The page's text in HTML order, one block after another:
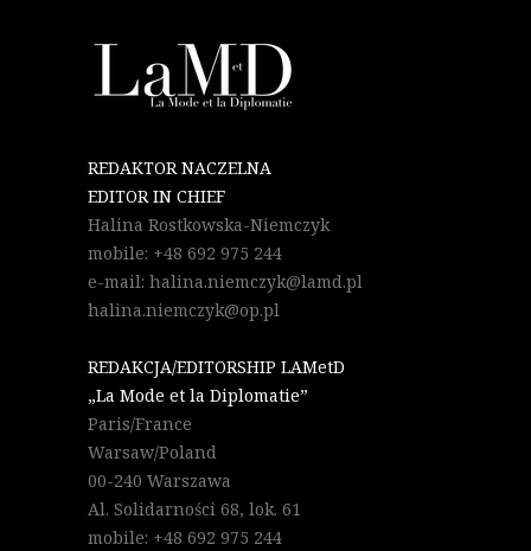
REDAKTOR NACZELNA
EDITOR IN CHIEF
Halina Rostkowska-Niemczyk
mobile: +48 692 975 244
e-mail: halina.niemczyk@lamd.pl
halina.niemczyk@op.pl
REDAKCJA/EDITORSHIP LAMetD
„La Mode et la Diplomatie”
Paris/France
Warsaw/Poland
00-240 Warszawa
Al. Solidarności 68, lok. 61
mobile: +48 692 975 244